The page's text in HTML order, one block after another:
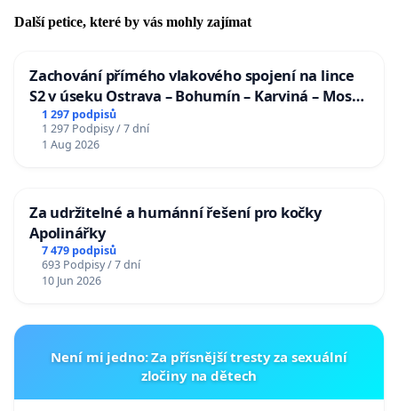
Další petice, které by vás mohly zajímat
Zachování přímého vlakového spojení na lince
S2 v úseku Ostrava – Bohumín – Karviná – Mosty
u Jablunkova
1 297 podpisů
1 297 Podpisy / 7 dní
1 Aug 2026
Za udržitelné a humánní řešení pro kočky
Apolinářky
7 479 podpisů
693 Podpisy / 7 dní
10 Jun 2026
Není mi jedno: Za přísnější tresty za sexuální
zločiny na dětech